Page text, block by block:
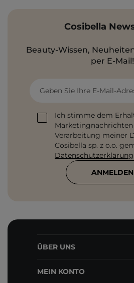
Cosibella
Beauty-Wissen,
per E-Mail!
Geben Sie Ihre E-Mail-
Ich stimme dem
Verarbeitung meiner
Cosibella sp. z o.o.
Datenschutzerklärung
ANMELDEN
ÜBER UNS
MEIN KONTO